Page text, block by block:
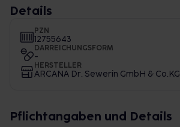
Details
PZN
12755643
DARREICHUNGSFORM
-
HERSTELLER
ARCANA Dr. Sewerin GmbH & Co.KG
Pflichtangaben und Details